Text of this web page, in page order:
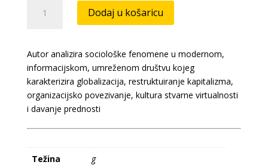
identiteta
Dodaj u košaricu
Autor analizira sociološke fenomene u modernom,
informacijskom, umreženom društvu kojeg
karakterizira globalizacija, restruktuiranje kapitalizma,
organizacijsko povezivanje, kultura stvarne virtualnosti
i davanje prednosti
Težina
g